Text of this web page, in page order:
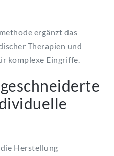
ergänzt das
Therapien und
komplexe Eingriffe.
Herstellung